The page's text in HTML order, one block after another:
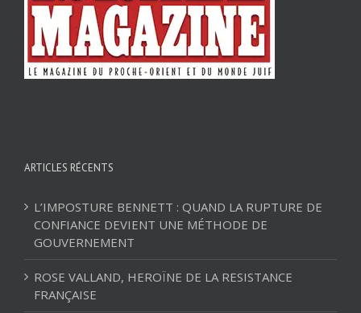
ARTICLES RÉCENTS
L’IMPOSTURE BENNETT : QUAND LA RUPTURE DE
CONFIANCE DEVIENT UNE MÉTHODE DE
GOUVERNEMENT
ROSE VALLAND, HEROÏNE DE LA RESISTANCE
FRANÇAISE